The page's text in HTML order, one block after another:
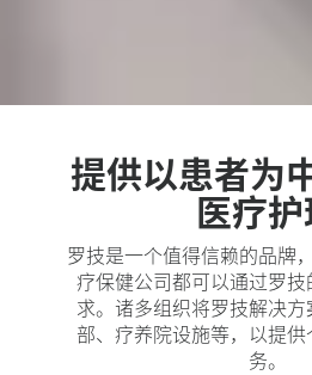
提供以患者为
医疗
罗技是一个值得信赖的品牌
疗保健公司都可以通过罗
求。诸多组织将罗技解决
部、疗养院设施等，以提
务。